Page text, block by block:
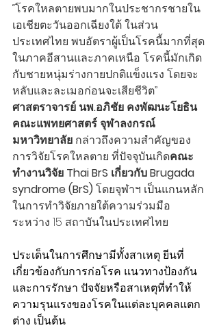
“โรคใหลตายพบมากในประชากรชายใน
เอเชียตะวันออกเฉียงใต้ ในส่วน
ประเทศไทย พบอัตราผู้เป็นโรคนี้มากที่สุด
ในภาคอีสานและภาคเหนือ โรคนี้มักเกิด
กับชายหนุ่มร่างกายปกติแข็งแรง โดยจะ
หลับและละเมอก่อนจะเสียชีวิต”
ศาสตราจารย์ นพ.อภิชัย คงพัฒนะโยธิน
คณะแพทยศาสตร์ จุฬาลงกรณ์
มหาวิทยาลัย กล่าวถึงความสำคัญของ
การวิจัยโรคใหลตาย ที่ปัจจุบันเกิดคณะ
ทำงานวิจัย Thai BrS เกี่ยวกับ Brugada
syndrome (BrS) โดยจุฬาฯ เป็นแกนหลัก
ในการทำวิจัยภายใต้ความร่วมมือ
ระหว่าง 15 สถาบันในประเทศไทย
ประเด็นในการศึกษามีทั้งสาเหตุ ยีนที่
เกี่ยวข้องกับการก่อโรค แนวทางป้องกัน
และการรักษา ปัจจัยหรือสาเหตุที่ทำให้
ความรุนแรงของโรคในแต่ละบุคคลแตก
ต่าง เป็นต้น